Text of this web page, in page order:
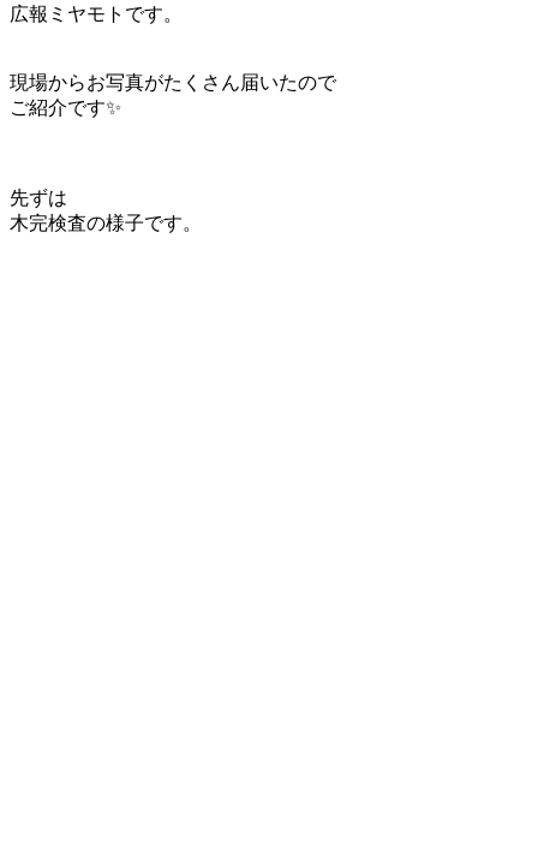
広報ミヤモトです。
現場からお写真がたくさん届いたので
ご紹介です✨
先ずは
木完検査の様子です。